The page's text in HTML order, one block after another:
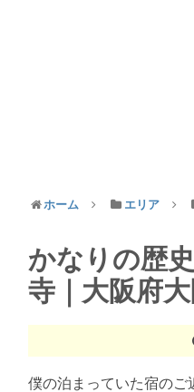
ホーム エリア
かなりの歴
寺｜大阪府
僕の泊まっていた宿のご